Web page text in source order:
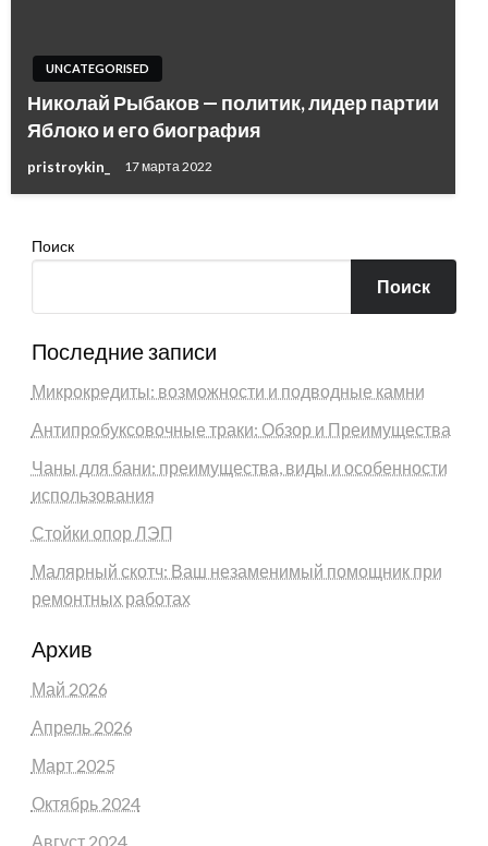
UNCATEGORISED
Николай Рыбаков — политик, лидер партии
Яблоко и его биография
pristroykin_ 17 марта 2022
Поиск
Поиск
Последние записи
Микрокредиты: возможности и подводные камни
Антипробуксовочные траки: Обзор и Преимущества
Чаны для бани: преимущества, виды и особенности
использования
Стойки опор ЛЭП
Малярный скотч: Ваш незаменимый помощник при
ремонтных работах
Архив
Май 2026
Апрель 2026
Март 2025
Октябрь 2024
Август 2024